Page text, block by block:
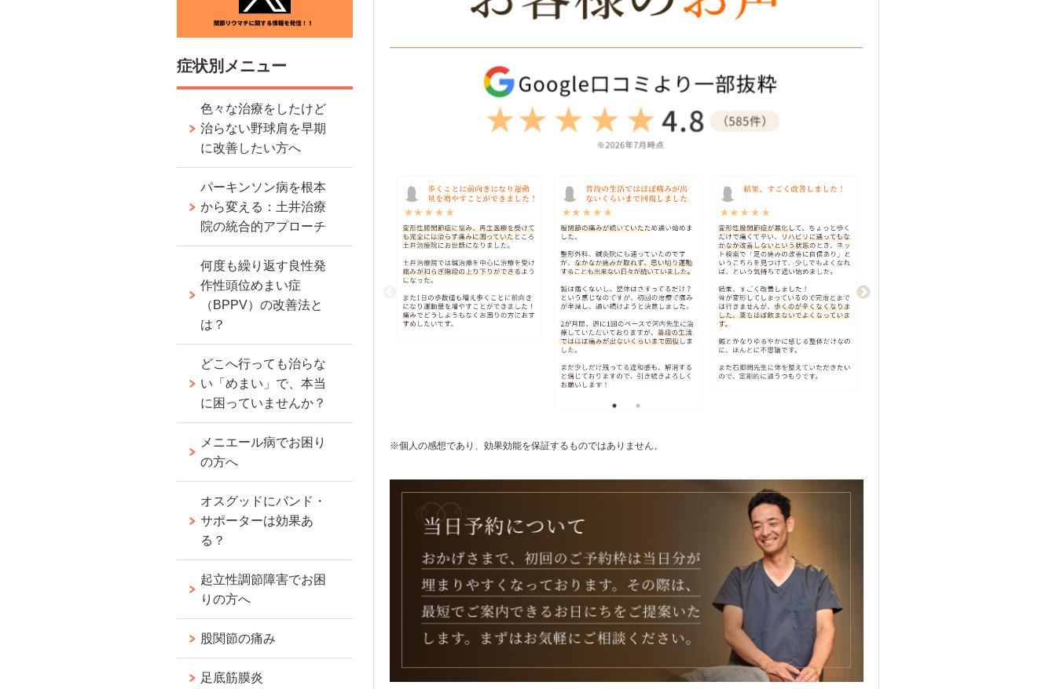
※個人の感想であり、効果効能を保証するものではありません。
症状別メニュー
色々な治療をしたけど
治らない野球肩を早期
に改善したい方へ
パーキンソン病を根本
から変える：土井治療
院の統合的アプローチ
何度も繰り返す良性発
作性頭位めまい症
（BPPV）の改善法と
は？
どこへ行っても治らな
い「めまい」で、本当
に困っていませんか？
メニエール病でお困り
の方へ
オスグッドにバンド・
サポーターは効果あ
る？
起立性調節障害でお困
りの方へ
股関節の痛み
足底筋膜炎